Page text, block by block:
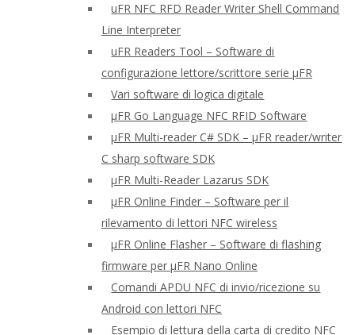
uFR NFC RFD Reader Writer Shell Command
Line Interpreter
uFR Readers Tool – Software di
configurazione lettore/scrittore serie μFR
Vari software di logica digitale
μFR Go Language NFC RFID Software
μFR Multi-reader C# SDK – μFR reader/writer
C sharp software SDK
μFR Multi-Reader Lazarus SDK
μFR Online Finder – Software per il
rilevamento di lettori NFC wireless
μFR Online Flasher – Software di flashing
firmware per μFR Nano Online
Comandi APDU NFC di invio/ricezione su
Android con lettori NFC
Esempio di lettura della carta di credito NFC